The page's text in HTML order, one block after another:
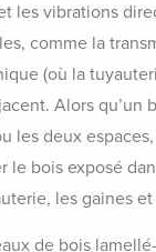
les vibrations
comme la
(où la
Alors qu’un
les deux
bois exposé
les gaines